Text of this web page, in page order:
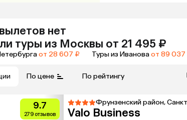
вылетов нет
туры из Москвы от 21 495 ₽
от 28 607 ₽ Туры из Ивановаот 89 037
По цене По рейтингу
9.7
279 отзывов
Фрунзенский район,
Valo Business